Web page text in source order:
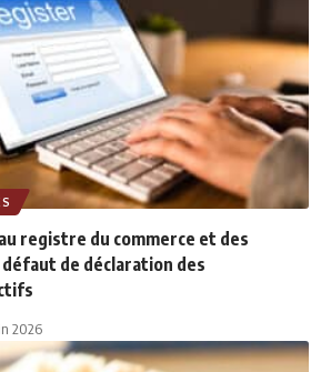
registre du commerce et des
défaut de déclaration des
2026